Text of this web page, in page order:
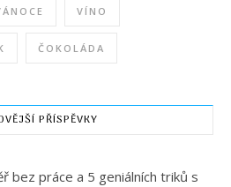
VÍNO
ČOKOLÁDA
PŘÍSPĚVKY
bez práce a 5 geniálních triků s